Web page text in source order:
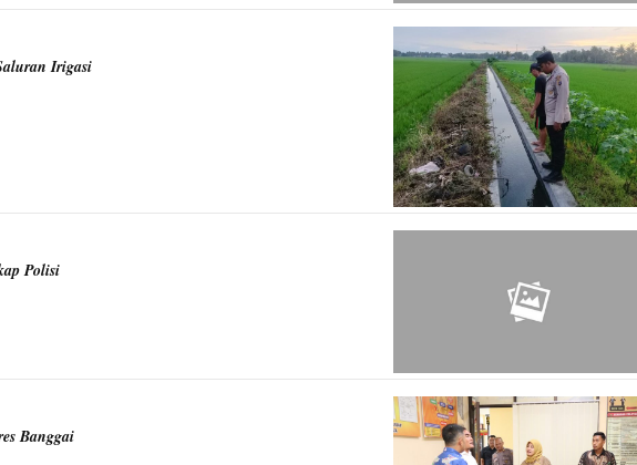
Irigasi
Polisi
Banggai